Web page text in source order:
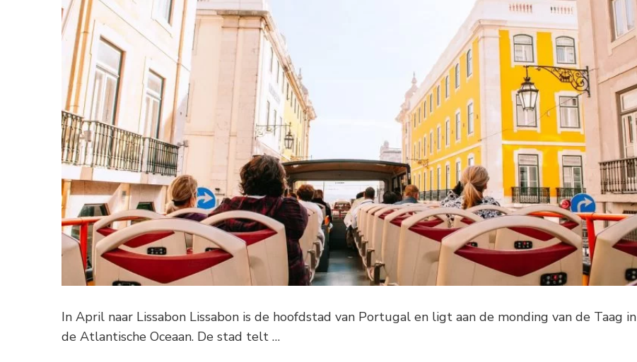
In April naar Lissabon Lissabon is de hoofdstad van Portugal en ligt aan de monding van de Taag in
de Atlantische Oceaan. De stad telt …